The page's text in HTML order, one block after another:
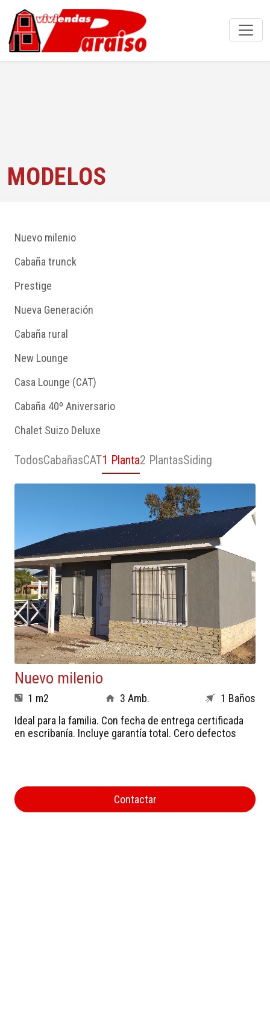
MODELOS
Nuevo milenio
Cabaña trunck
Prestige
Nueva Generación
Cabaña rural
New Lounge
Casa Lounge (CAT)
Cabaña 40º Aniversario
Chalet Suizo Deluxe
TodosCabañasCAT1 Planta2 PlantasSiding
Nuevo milenio
1 m2 3 Amb.
1 Baños
Ideal para la familia. Con fecha de entrega certificada
en escribanía. Incluye garantía total. Cero defectos
Contactar